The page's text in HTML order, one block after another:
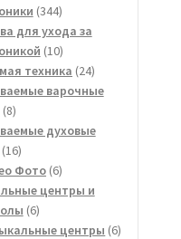
344344
товара
для ухода за
1010
товаров
техника 2424
товара
варочные
88
товаровдуховые
1616
товаров
Фото 66
товаров
центры и
66
товаровцентры 66